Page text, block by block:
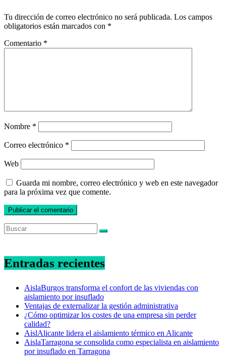
Tu dirección de correo electrónico no será publicada. Los campos
obligatorios están marcados con *
Comentario *
Nombre *
Correo electrónico *
Web
Guarda mi nombre, correo electrónico y web en este navegador
para la próxima vez que comente.
Entradas recientes
AislaBurgos transforma el confort de las viviendas con
aislamiento por insuflado
Ventajas de externalizar la gestión administrativa
¿Cómo optimizar los costes de una empresa sin perder
calidad?
AislAlicante lidera el aislamiento térmico en Alicante
AislaTarragona se consolida como especialista en aislamiento
por insuflado en Tarragona